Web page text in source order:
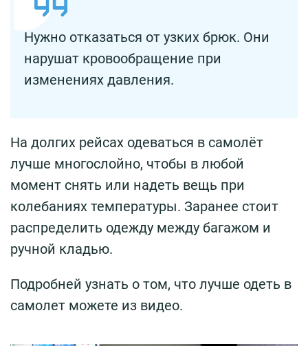
Нужно отказаться от узких брюк. Они
нарушат кровообращение при
изменениях давления.
На долгих рейсах одеваться в самолёт
лучше многослойно, чтобы в любой
момент снять или надеть вещь при
колебаниях температуры. Заранее стоит
распределить одежду между багажом и
ручной кладью.
Подробней узнать о том, что лучше одеть в
самолет можете из видео.